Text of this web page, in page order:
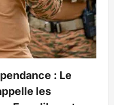
: Le
les